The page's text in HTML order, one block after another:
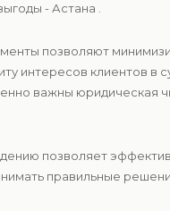
- Астана .
позволяют
интересов клиентов в
важны юридическая
позволяет
правильные